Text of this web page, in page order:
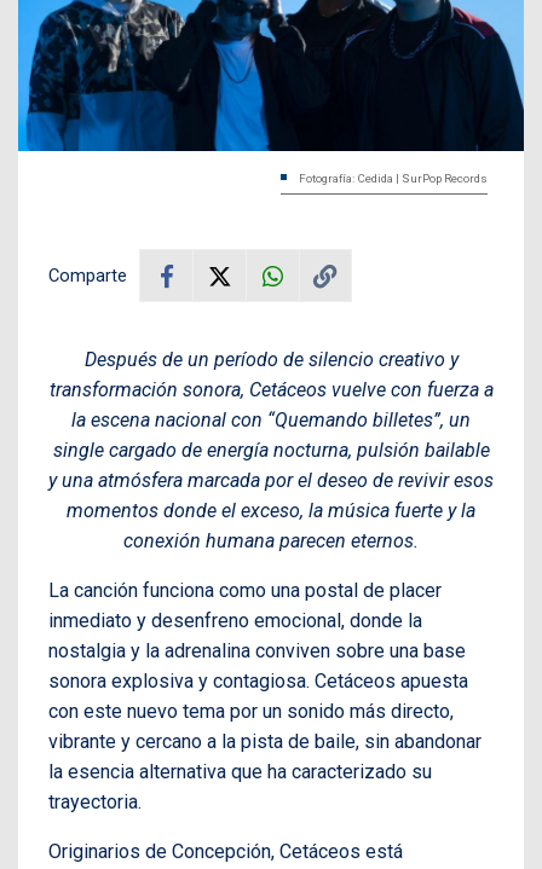
Fotografía: Cedida | SurPop Records
Comparte
Después de un período de silencio creativo y
transformación sonora, Cetáceos vuelve con fuerza a
la escena nacional con “Quemando billetes”, un
single cargado de energía nocturna, pulsión bailable
y una atmósfera marcada por el deseo de revivir esos
momentos donde el exceso, la música fuerte y la
conexión humana parecen eternos.
La canción funciona como una postal de placer
inmediato y desenfreno emocional, donde la
nostalgia y la adrenalina conviven sobre una base
sonora explosiva y contagiosa. Cetáceos apuesta
con este nuevo tema por un sonido más directo,
vibrante y cercano a la pista de baile, sin abandonar
la esencia alternativa que ha caracterizado su
trayectoria.
Originarios de Concepción, Cetáceos está